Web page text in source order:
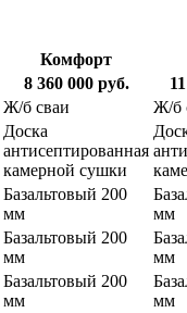
Комфорт
8 360 000руб.
Ж/б сваи Ж/б
Доска
антисептированная
камерной сушки
Базальтовый 200
мм
мм
Базальтовый 200
мм
мм
Базальтовый 200
мм
мм